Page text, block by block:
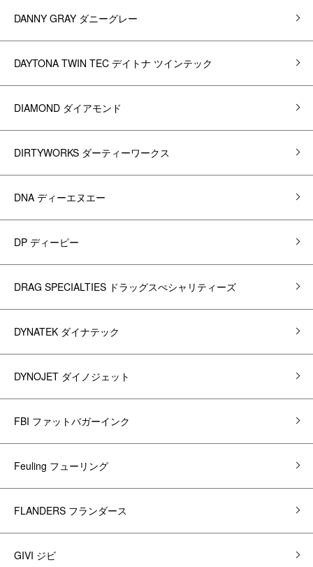
DANNY GRAY ダニーグレー
DAYTONA TWIN TEC デイトナ ツインテック
DIAMOND ダイアモンド
DIRTYWORKS ダーティーワークス
DNA ディーエヌエー
DP ディーピー
DRAG SPECIALTIES ドラッグスぺシャリティーズ
DYNATEK ダイナテック
DYNOJET ダイノジェット
FBI ファットバガーインク
Feuling フューリング
FLANDERS フランダース
GIVI ジビ